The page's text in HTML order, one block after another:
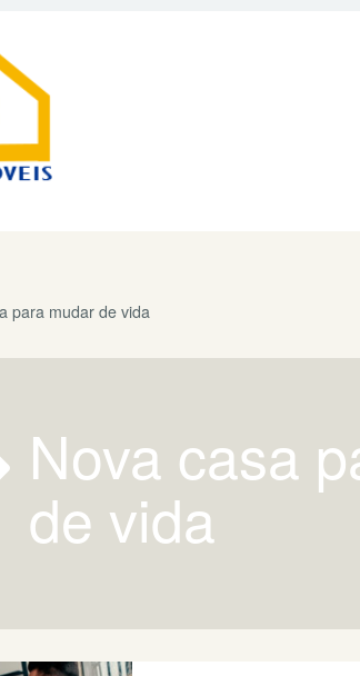
para mudar de vida
nova casa para mudar
de vida